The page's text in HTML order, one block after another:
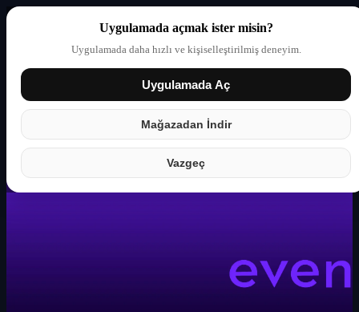
Uygulamada açmak ister misin?
Uygulamada daha hızlı ve kişiselleştirilmiş deneyim.
Uygulamada Aç
Mağazadan İndir
Vazgeç
Giriş yap Partner